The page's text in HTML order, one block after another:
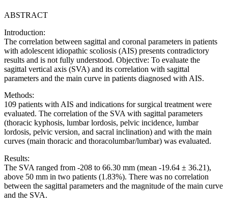
ABSTRACT
Introduction:
The correlation between sagittal and coronal parameters in patients
with adolescent idiopathic scoliosis (AIS) presents contradictory
results and is not fully understood. Objective: To evaluate the
sagittal vertical axis (SVA) and its correlation with sagittal
parameters and the main curve in patients diagnosed with AIS.
Methods:
109 patients with AIS and indications for surgical treatment were
evaluated. The correlation of the SVA with sagittal parameters
(thoracic kyphosis, lumbar lordosis, pelvic incidence, lumbar
lordosis, pelvic version, and sacral inclination) and with the main
curves (main thoracic and thoracolumbar/lumbar) was evaluated.
Results:
The SVA ranged from -208 to 66.30 mm (mean -19.64 ± 36.21),
above 50 mm in two patients (1.83%). There was no correlation
between the sagittal parameters and the magnitude of the main curve
and the SVA.